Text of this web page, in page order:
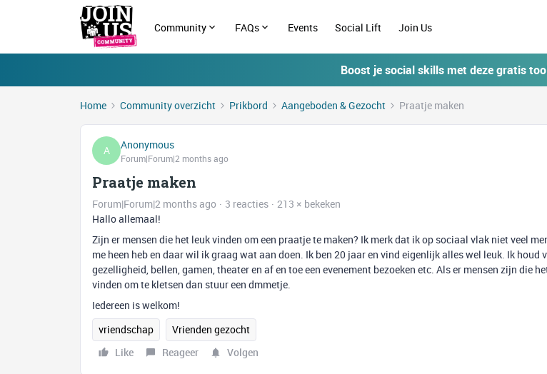
Community FAQs Events Social Lift Join Us
Boost je social skills met deze gratis
Home Community overzicht Prikbord Aangeboden & Gezocht Praatje maken
A Anonymous
Forum|Forum|2 months ago
Praatje maken
Forum|Forum|2 months ago 3 reacties
213 × bekeken
Hallo allemaal!
Zijn er mensen die het leuk vinden om een praatje te maken? Ik merk dat ik op sociaal vlak niet veel
me heen heb en daar wil ik graag wat aan doen. Ik ben 20 jaar en vind eigenlijk alles wel leuk. Ik houd
gezelligheid, bellen, gamen, theater en af en toe een evenement bezoeken etc. Als er mensen zijn die
vinden om te kletsen dan stuur een dmmetje.
Iedereen is welkom!
vriendschap
Vrienden gezocht
Like
Reageer Volgen